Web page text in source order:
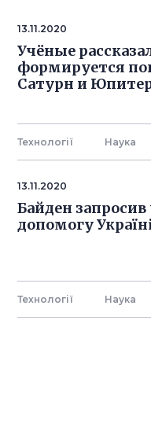
13.11.2020
Учёные
формируется
Сатурн и
Технології Наука
13.11.2020
Байден
допомогу
Технології Наука